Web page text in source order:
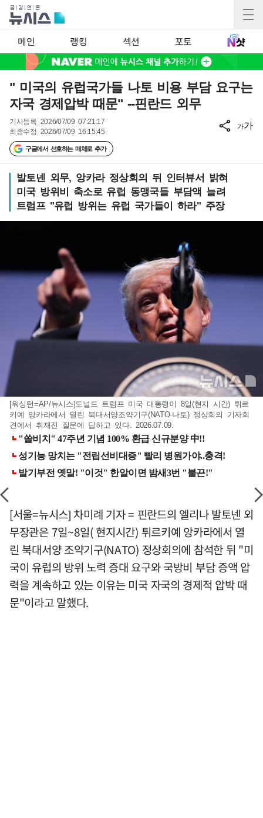
메인 랭킹 섹션 포토
" 미국의 유럽국가들 나토 비용 부담 요구는
자국 경제압박 때문" --핀란드 외무
기사등록 2026/07/09 07:21:17
최종수정 2026/07/09 16:15:45
구글에서 선호하는 매체로 추가
가가
발토넨 외무, 앙카라 정상회의 뒤 인터뷰서 밝혀
미국 방위비 축소로 유럽 동맹국들 부담액 늘려
트럼프 "유럽 방위는 유럽 국가들이 하라" 주장
[워싱턴=AP/뉴시스]도널드 트럼프 미국 대통령이 8일(현지 시간) 튀르
키예 앙카라에서 열린 북대서양조약기구(NATO·나토) 정상회의 기자회
견에서 취재진 질문에 답하고 있다. 2026.07.09.
[서울=뉴시스] 차미례 기자 = 핀란드의 엘리나 발토넨 외
무장관은 7일~8일( 현지시간) 튀르키예 앙카라에서 열
린 북대서양 조약기구(NATO) 정상회의에 참석한 뒤 "미
국이 유럽의 방위 노력 증대 요구와 국방비 부담 증액 압
력을 계속하고 있는 이유는 미국 자국의 경제적 압박 때
문"이라고 말했다.